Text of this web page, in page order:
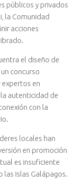
públicos y privados
la Comunidad
acciones
el diseño de
concurso
expertos en
autenticidad de
con la
locales han
en promoción
es insuficiente
Islas Galápagos.